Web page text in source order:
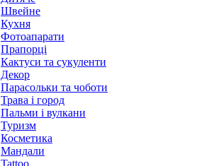
Швейне
Кухня
Фотоапарати
Прапорці
Кактуси та сукуленти
Декор
Парасольки та чоботи
Трава і город
Пальми і вулкани
Туризм
Косметика
Мандали